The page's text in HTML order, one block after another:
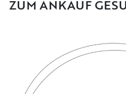
ZUM ANKAUF